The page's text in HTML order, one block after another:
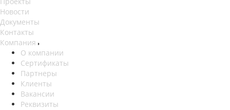
Новости
Документы
Контакты
Компания
О компании
Сертификаты
Партнеры
Клиенты
Вакансии
Реквизиты